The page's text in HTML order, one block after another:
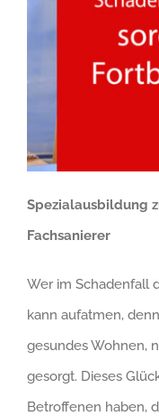
Spezialausbildung
Fachsanierer
Wer im Schadenfall
kann aufatmen,
gesundes Wohnen,
gesorgt. Dieses
Betroffenen haben,